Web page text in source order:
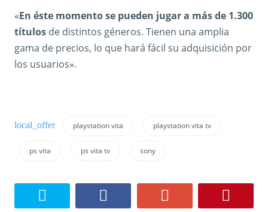
«En éste momento se pueden jugar a más de 1.300
títulos de distintos géneros. Tienen una amplia
gama de precios, lo que hará fácil su adquisición por
los usuarios».
playstation vita playstation vita tv
ps vita ps vita tv sony